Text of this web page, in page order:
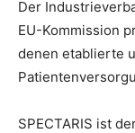
Der
EU-Kommission
denen etablierte
SPECTARIS ist